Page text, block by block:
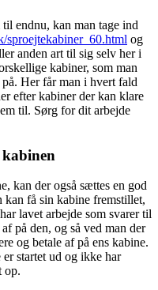
endnu, kan man tage ind
sproejtekabiner_60.html og
anden art til sig selv her i
kabiner, som man
Her får man i hvert fald
efter kabiner der kan klare
til. Sørg for dit arbejde
kan der også sættes en god
kan få sin kabine fremstillet,
lavet arbejde som svarer til
på den, og så ved man der
og betale af på ens kabine.
startet ud og ikke har
op.